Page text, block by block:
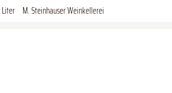
M. Steinhauser Weinkellerei